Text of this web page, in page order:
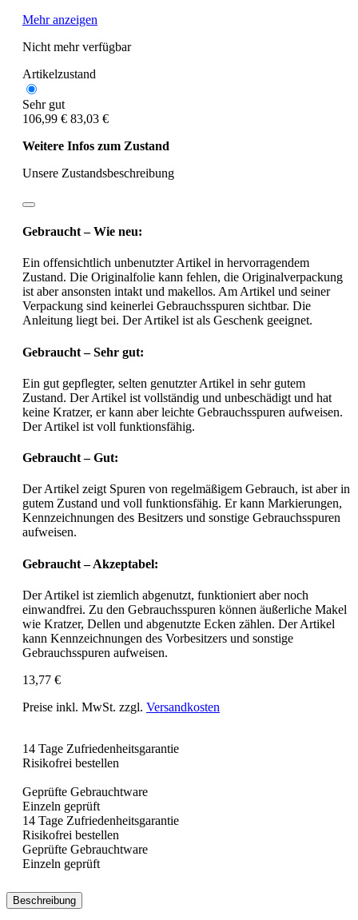
Mehr anzeigen
Nicht mehr verfügbar
Artikelzustand
Sehr gut
106,99 € 83,03 €
Weitere Infos zum Zustand
Unsere Zustandsbeschreibung
Gebraucht – Wie neu:
Ein offensichtlich unbenutzter Artikel in hervorragendem
Zustand. Die Originalfolie kann fehlen, die Originalverpackung
ist aber ansonsten intakt und makellos. Am Artikel und seiner
Verpackung sind keinerlei Gebrauchsspuren sichtbar. Die
Anleitung liegt bei. Der Artikel ist als Geschenk geeignet.
Gebraucht – Sehr gut:
Ein gut gepflegter, selten genutzter Artikel in sehr gutem
Zustand. Der Artikel ist vollständig und unbeschädigt und hat
keine Kratzer, er kann aber leichte Gebrauchsspuren aufweisen.
Der Artikel ist voll funktionsfähig.
Gebraucht – Gut:
Der Artikel zeigt Spuren von regelmäßigem Gebrauch, ist aber in
gutem Zustand und voll funktionsfähig. Er kann Markierungen,
Kennzeichnungen des Besitzers und sonstige Gebrauchsspuren
aufweisen.
Gebraucht – Akzeptabel:
Der Artikel ist ziemlich abgenutzt, funktioniert aber noch
einwandfrei. Zu den Gebrauchsspuren können äußerliche Makel
wie Kratzer, Dellen und abgenutzte Ecken zählen. Der Artikel
kann Kennzeichnungen des Vorbesitzers und sonstige
Gebrauchsspuren aufweisen.
13,77 €
Preise inkl. MwSt. zzgl. Versandkosten
14 Tage Zufriedenheitsgarantie
Risikofrei bestellen
Geprüfte Gebrauchtware
Einzeln geprüft
14 Tage Zufriedenheitsgarantie
Risikofrei bestellen
Geprüfte Gebrauchtware
Einzeln geprüft
Beschreibung